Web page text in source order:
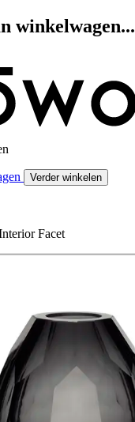
winkelwagen...
Verder winkelen
Facet